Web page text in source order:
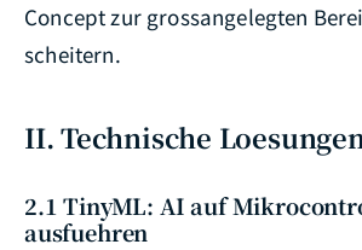
Concept zur grossangelegten
scheitern.
II. Technische Loesungen
2.1 TinyML: AI auf
ausfuehren